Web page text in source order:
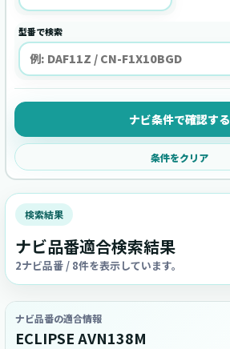
型番で検索
ナビ条件で確認する
条件をクリア
検索結果
ナビ品番適合検索結果
2ナビ品番 / 8件を表示しています。
ナビ品番の適合情報
ECLIPSE AVN138M